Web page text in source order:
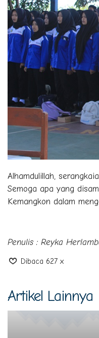
Alhamdulillah,
Semoga apa yang
Kemangkon dalam
Penulis : Reyka
Dibaca 627 x
Artikel Lainnya